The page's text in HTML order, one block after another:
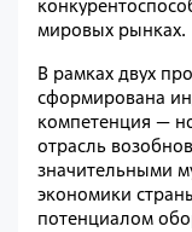
мировых рынках.
В рамках двух
сформирована
компетенция —
отрасль
значительными
экономики
потенциалом